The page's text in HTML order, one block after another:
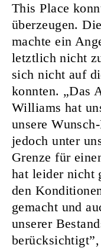
This Place
überzeugen.
machte ein
letztlich nicht
sich nicht auf
konnten. „Das
Williams hat
unsere
jedoch unter
Grenze für
hat leider nicht
den
gemacht und
unserer